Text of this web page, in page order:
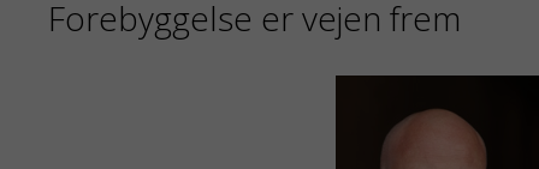
Forebyggelse er vejen frem